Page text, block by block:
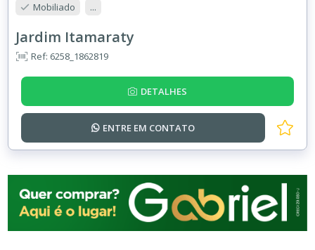
Mobiliado ...
Jardim Itamaraty
Ref: 6258_1862819
DETALHES
ENTRE EM CONTATO